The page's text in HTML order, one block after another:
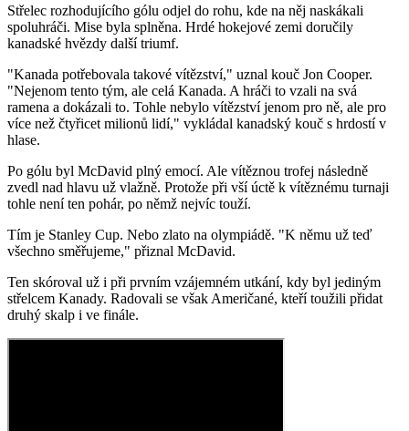
Střelec rozhodujícího gólu odjel do rohu, kde na něj naskákali
spoluhráči. Mise byla splněna. Hrdé hokejové zemi doručily
kanadské hvězdy další triumf.
"Kanada potřebovala takové vítězství," uznal kouč Jon Cooper.
"Nejenom tento tým, ale celá Kanada. A hráči to vzali na svá
ramena a dokázali to. Tohle nebylo vítězství jenom pro ně, ale pro
více než čtyřicet milionů lidí," vykládal kanadský kouč s hrdostí v
hlase.
Po gólu byl McDavid plný emocí. Ale vítěznou trofej následně
zvedl nad hlavu už vlažně. Protože při vší úctě k vítěznému turnaji
tohle není ten pohár, po němž nejvíc touží.
Tím je Stanley Cup. Nebo zlato na olympiádě. "K němu už teď
všechno směřujeme," přiznal McDavid.
Ten skóroval už i při prvním vzájemném utkání, kdy byl jediným
střelcem Kanady. Radovali se však Američané, kteří toužili přidat
druhý skalp i ve finále.